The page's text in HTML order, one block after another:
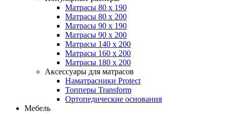
Матрасы 80 x 190
Матрасы 80 x 200
Матрасы 90 x 190
Матрасы 90 x 200
Матрасы 140 x 200
Матрасы 160 x 200
Матрасы 180 x 200
Аксессуары для матрасов
Наматрасники Protect
Топперы Transform
Ортопедические основания
Мебель